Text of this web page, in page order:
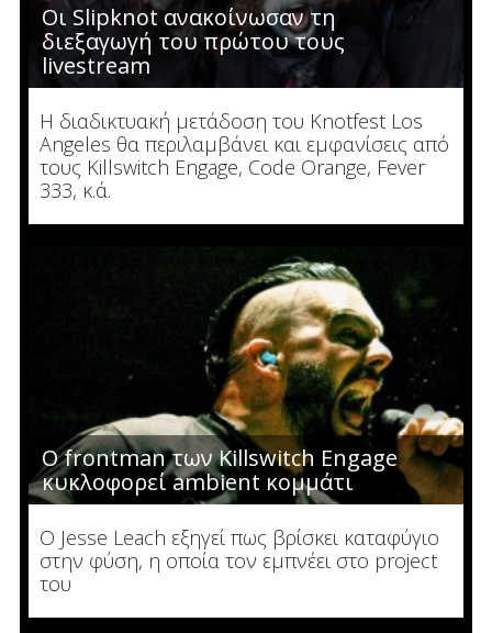
Οι Slipknot ανακοίνωσαν τη
διεξαγωγή του πρώτου τους
livestream
H διαδικτυακή μετάδοση του Knotfest Los
Angeles θα περιλαμβάνει και εμφανίσεις από
τους Killswitch Engage, Code Οrange, Fever
333, κ.ά.
Ο frontman των Killswitch Engage
κυκλοφορεί ambient κομμάτι
Ο Jesse Leach εξηγεί πως βρίσκει καταφύγιο
στην φύση, η οποία τον εμπνέει στο project
του